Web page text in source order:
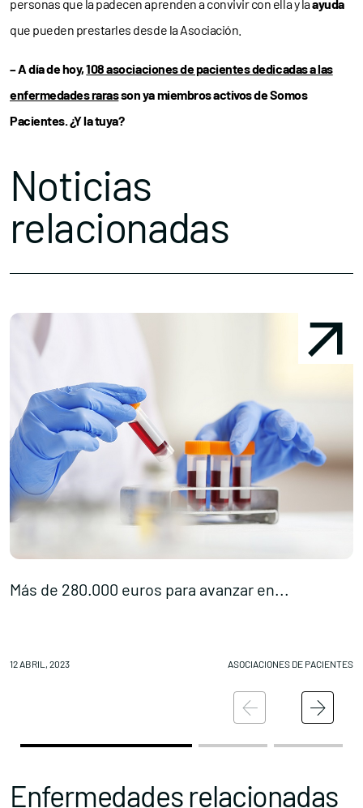
personas que la padecen aprenden a convivir con ella y laayuda
que pueden prestarles desde la Asociación.
– A día de hoy,108 asociaciones de pacientes dedicadas a las
enfermedades rarasson ya miembros activos de Somos
Pacientes. ¿Y la tuya?
Noticias
relacionadas
Más de 280.000 euros para avanzar en...
12 ABRIL, 2023 ASOCIACIONES DE PACIENTES
Enfermedades relacionadas